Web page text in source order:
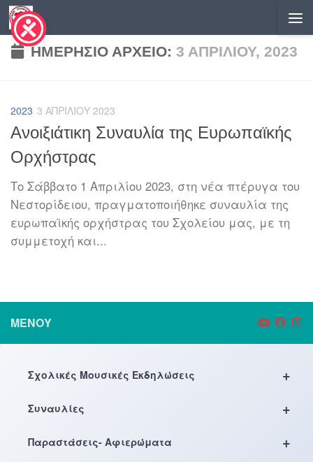
Skip to content
ΗΜΕΡΉΣΙΟ ΑΡΧΕΊΟ: 3 ΑΠΡΙΛΊΟΥ, 2023
2023 3 ΑΠΡΙΛΊΟΥ 2023
Ανοιξιάτικη Συναυλία της Ευρωπαϊκής
Ορχήστρας
Το Σάββατο 1 Απριλίου 2023, στη νέα πτέρυγα του
Νεστορίδειου, πραγματοποιήθηκε συναυλία της
ευρωπαϊκής ορχήστρας του Σχολείου μας, με τη
συμμετοχή και...
ΜΕΝΟΎ
+
Σχολικές Μουσικές Εκδηλώσεις
+
Συναυλίες
+
Παραστάσεις- Αφιερώματα